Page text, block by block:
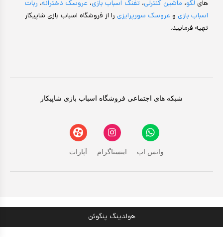
های لگو، ماشین کنترلی،تفنگ اسباب بازی، عروسک دخترانه، ربات
اسباب بازی و عروسک سورپرایزی را از فروشگاه اسباب بازی شاپیکار
تهیه فرمایید.
شبکه های اجتماعی فروشگاه اسباب بازی شاپیکار
واتس اپ اینستاگرام آپارات
هولدینگ پنگوئن